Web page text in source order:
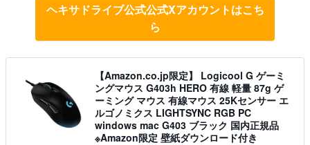
ヘキサドライブ公式公式Xアカウントはこち
ら
【Amazon.co.jp限定】 Logicool G ゲーミ
ングマウス G403h HERO 有線 軽量 87g ゲ
ーミング マウス 有線マウス 25Kセンサー エ
ルゴノミクス LIGHTSYNC RGB PC
windows mac G403 ブラック 国内正規品
※Amazon限定 壁紙ダウンロード付き